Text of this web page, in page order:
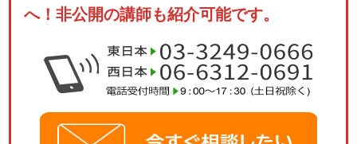
へ！非公開の講師も紹介可能です。